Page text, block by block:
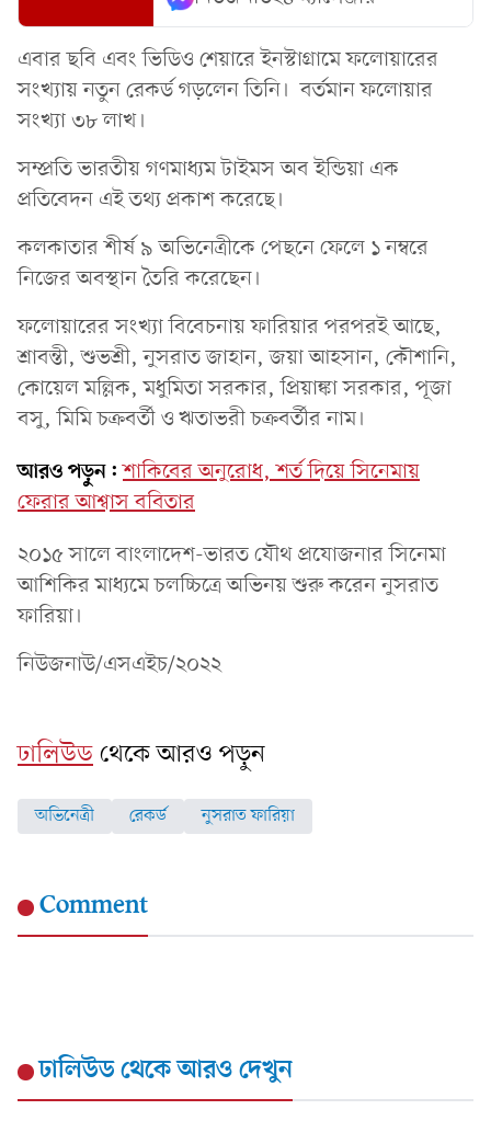
এবার ছবি এবং ভিডিও শেয়ারে ইনস্টাগ্রামে ফলোয়ারের
সংখ্যায় নতুন রেকর্ড গড়লেন তিনি। বর্তমান ফলোয়ার
সংখ্যা ৩৮ লাখ।
সম্প্রতি ভারতীয় গণমাধ্যম টাইমস অব ইন্ডিয়া এক
প্রতিবেদন এই তথ্য প্রকাশ করেছে।
কলকাতার শীর্ষ ৯ অভিনেত্রীকে পেছনে ফেলে ১ নম্বরে
নিজের অবস্থান তৈরি করেছেন।
ফলোয়ারের সংখ্যা বিবেচনায় ফারিয়ার পরপরই আছে,
শ্রাবন্তী, শুভশ্রী, নুসরাত জাহান, জয়া আহসান, কৌশানি,
কোয়েল মল্লিক, মধুমিতা সরকার, প্রিয়াঙ্কা সরকার, পূজা
বসু, মিমি চক্রবর্তী ও ঋতাভরী চক্রবর্তীর নাম।
আরও পড়ুন: শাকিবের অনুরোধ, শর্ত দিয়ে সিনেমায়
ফেরার আশ্বাস ববিতার
২০১৫ সালে বাংলাদেশ-ভারত যৌথ প্রযোজনার সিনেমা
আশিকির মাধ্যমে চলচ্চিত্রে অভিনয় শুরু করেন নুসরাত
ফারিয়া।
নিউজনাউ/এসএইচ/২০২২
ঢালিউডথেকে আরও পড়ুন
অভিনেত্রী রেকর্ড নুসরাত ফারিয়া
Comment
ঢালিউডথেকে আরও দেখুন